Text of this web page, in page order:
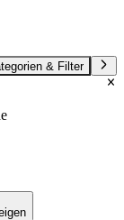
& Filter